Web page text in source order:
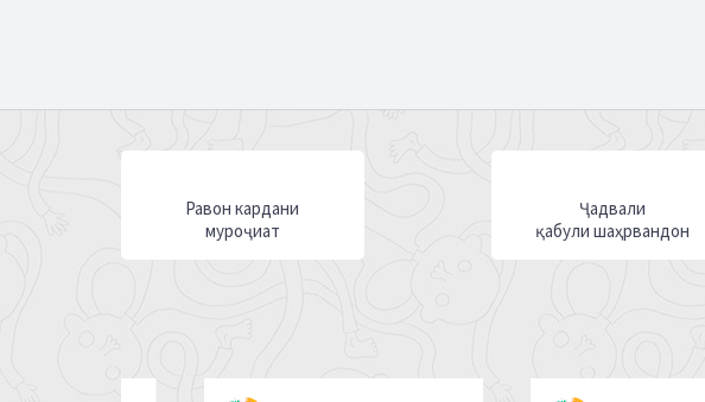
Равон кардани
муроҷиат
Ҷадвали
қабули шаҳрвандон